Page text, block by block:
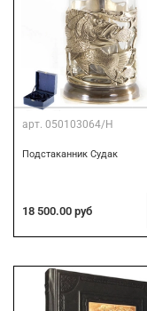
арт. 050103064/Н
Подстаканник Судак
18 500.00 руб